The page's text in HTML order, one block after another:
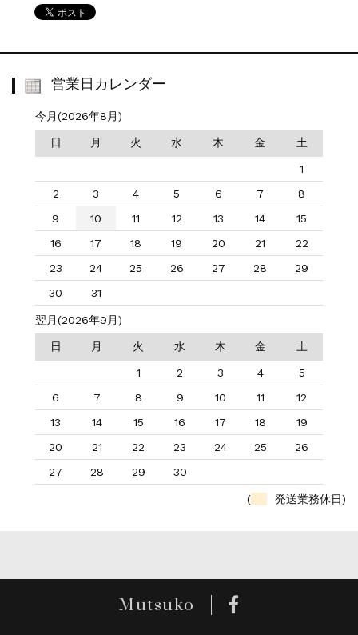
営業日カレンダー
今月(2026年8月)
日 月 火 水 木 金 土
1
2
3 4 5 6 7
8
9
10 11 12 13 14
15
16
17 18 19 20 21
22
23
24 25 26 27 28
29
30
31
翌月(2026年9月)
日 月 火 水 木 金 土
1 2 3 4
5
6
7 8 9 10 11
12
13
14 15 16 17 18
19
20
21 22 23 24 25
26
27
28 29 30
( 発送業務休日)
Mutsuko